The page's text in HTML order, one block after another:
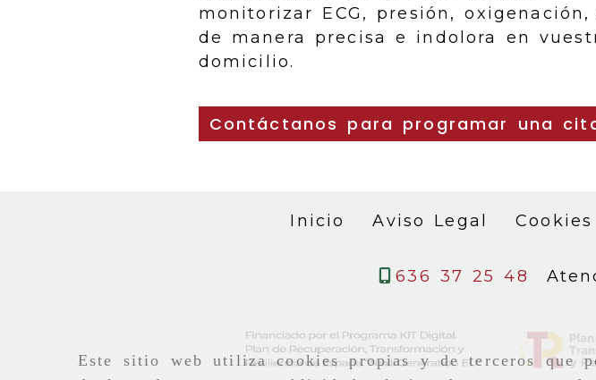
Este sitio web utiliza cookies propias y de terceros que
monitorizar ECG, presión, oxigenación,
de manera precisa e indolora en
domicilio.
Contáctanos para programar una
Inicio Aviso Legal Cookies
636 37 25 48